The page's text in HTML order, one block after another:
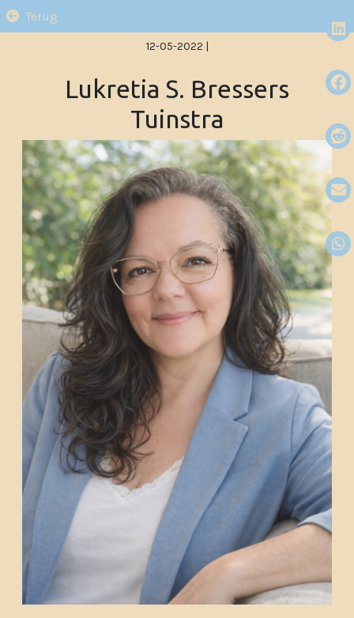
Terug
12-05-2022 |
Lukretia S. Bressers
Tuinstra